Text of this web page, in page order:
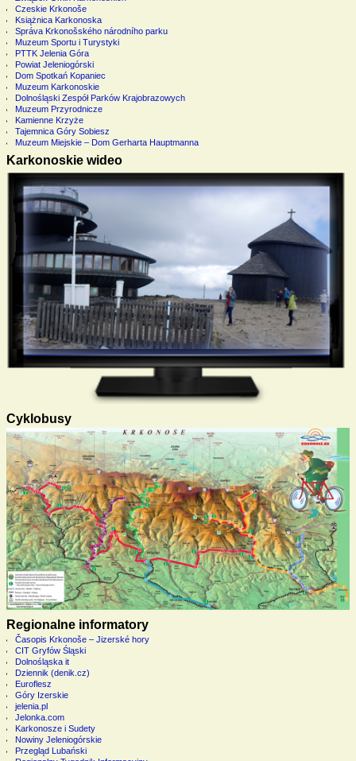
Czeskie Krkonoše
Książnica Karkonoska
Správa Krkonošského národního parku
Muzeum Sportu i Turystyki
PTTK Jelenia Góra
Powiat Jeleniogórski
Dom Spotkań Kopaniec
Muzeum Karkonoskie
Dolnośląski Zespół Parków Krajobrazowych
Muzeum Przyrodnicze
Kamienne Krzyże
Tajemnica Góry Sobiesz
Muzeum Miejskie – Dom Gerharta Hauptmanna
Karkonoskie wideo
Cyklobusy
Regionalne informatory
Časopis Krkonoše – Jizerské hory
CIT Gryfów Śląski
Dolnośląska it
Dziennik (denik.cz)
Euroflesz
Góry Izerskie
jelenia.pl
Jelonka.com
Karkonosze i Sudety
Nowiny Jeleniogórskie
Przegląd Lubański